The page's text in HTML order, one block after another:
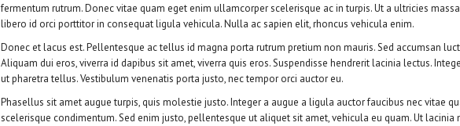
fermentum rutrum. Donec vitae quam eget enim ullamcorper scelerisque ac in turpis. Ut a ultricies
libero id orci porttitor in consequat ligula vehicula. Nulla ac sapien elit, rhoncus vehicula enim.
Donec et lacus est. Pellentesque ac tellus id magna porta rutrum pretium non mauris. Sed accumsan
Aliquam dui eros, viverra id dapibus sit amet, viverra quis eros. Suspendisse hendrerit lacinia lectus.
ut pharetra tellus. Vestibulum venenatis porta justo, nec tempor orci auctor eu.
Phasellus sit amet augue turpis, quis molestie justo. Integer a augue a ligula auctor faucibus nec vitae
scelerisque condimentum. Sed enim justo, pellentesque ut aliquet sit amet, vehicula eu quam. Ut lacinia